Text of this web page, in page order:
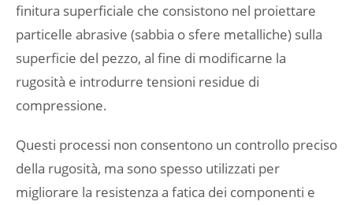
finitura superficiale che consistono nel proiettare
particelle abrasive (sabbia o sfere metalliche) sulla
superficie del pezzo, al fine di modificarne la
rugosità e introdurre tensioni residue di
compressione.
Questi processi non consentono un controllo preciso
della rugosità, ma sono spesso utilizzati per
migliorare la resistenza a fatica dei componenti e